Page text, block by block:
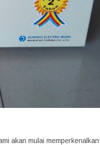
akan mulai